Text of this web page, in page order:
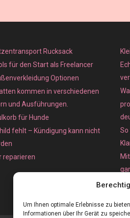
Um Ihnen optimale Erlebnisse zu
Informationen über Ihr Gerät zu
Rucksack
für den Start als Freelancer
Optionen
kommen in verschiedenen
und Ausführungen.
für Hunde
fehlt – Kündigung kann nicht
reparieren
So